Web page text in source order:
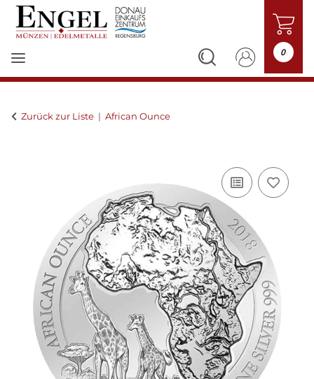
0
Zurück zur Liste African Ounce